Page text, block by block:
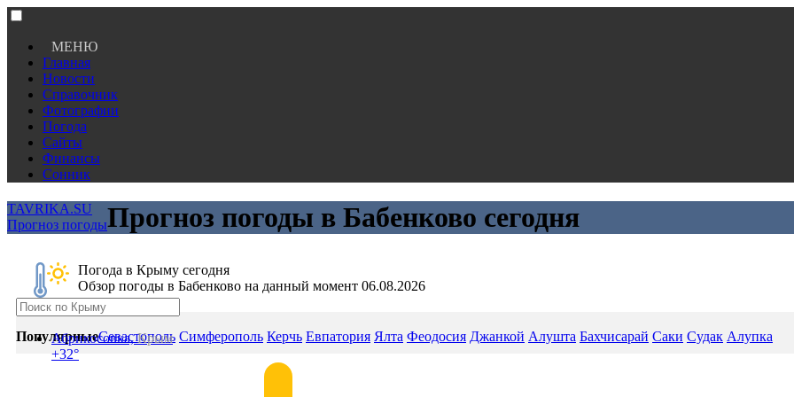
МЕНЮ
Главная
Новости
Справочник
Фотографии
Погода
Сайты
Финансы
Сонник
TAVRIKA.SU
Прогноз погодыПрогноз погоды в Бабенково сегодня
Погода в Крыму сегодня
Обзор погоды в Бабенково на данный момент 06.08.2026
Абрикосовка,Крым
+32°
ПопулярныеСевастополь Симферополь Керчь Евпатория Ялта Феодосия Джанкой Алушта Бахчисарай Саки Судак Алупка